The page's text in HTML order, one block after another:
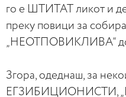
го е ШТИТАТ ликот и
преку повици за
„НЕОТПОВИКЛИВА“
Згора, одеднаш, за
ЕГЗИБИЦИОНИСТИ,